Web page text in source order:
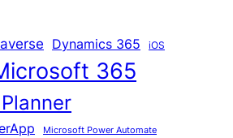
Dynamics 365 iOS
365
Microsoft Power Automate